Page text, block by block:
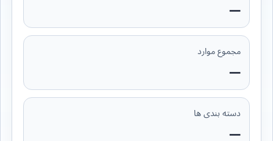
—
مجموع موارد
—
دسته بندی ها
—